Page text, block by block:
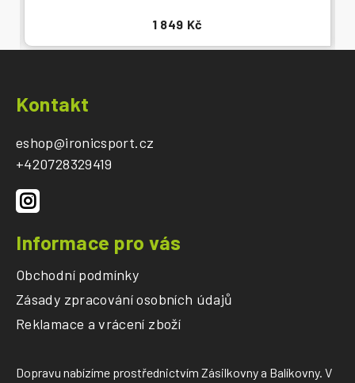
1 849 Kč
Kontakt
eshop@ironicsport.cz
+420728329419
Informace pro vás
Obchodní podmínky
Zásady zpracování osobních údajů
Reklamace a vrácení zboží
Dopravu nabízíme prostřednictvím Zásilkovny a Balíkovny. V